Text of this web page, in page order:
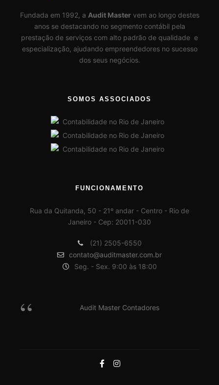
Fundada em 1992, a Audit Mastervem ao longo destes
anos se destacando no segmento contábil pela
prestação de serviços com alto padrão de qualidade e
especialização, ajudando empreendedores no sucesso
dos seus negócios.
SOMOS ASSOCIADOS
FUNCIONAMENTO
Rua da Quitanda, 50 - 21º andar - Centro - Rio de
Janeiro - Cep: 20011-030
(21) 2505-6550
contato@auditmaster.com.br
Seg. - Sex. 9:00 às 18:00
Audit Master Contadores